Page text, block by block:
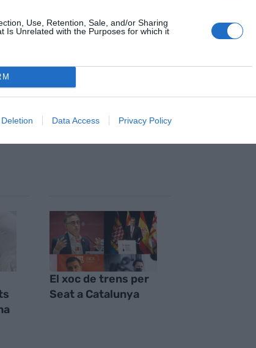
Use, Retention, Sale, and/or Sharing
Is Unrelated with the Purposes for which it
Data Access Privacy Policy
èxit a Alemanya, Regne Unit,
Google de forma
El xoc de trens per
Seat a Catalunya